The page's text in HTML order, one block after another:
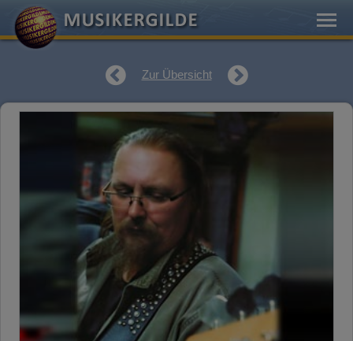
Zur Übersicht